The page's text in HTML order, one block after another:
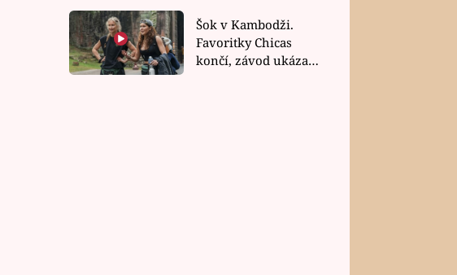
závodu nůž na krku
Šok v Kambodži.
Favoritky Chicas
končí, závod ukázal